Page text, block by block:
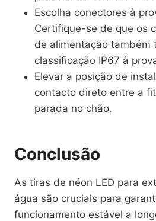
Escolha conectores à
Certifique-se de que os
de alimentação também
classificação IP67 à
Elevar a posição de
contacto direto entre a
parada no chão.
Conclusão
As tiras de néon LED para
água são cruciais para
funcionamento estável a